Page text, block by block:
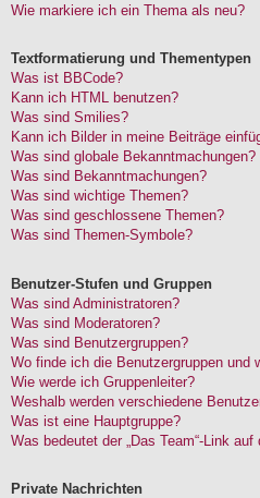
Wie markiere ich ein Thema als neu?
Textformatierung und Thementypen
Was ist BBCode?
Kann ich HTML benutzen?
Was sind Smilies?
Kann ich Bilder in meine Beiträge
Was sind globale Bekanntmachungen?
Was sind Bekanntmachungen?
Was sind wichtige Themen?
Was sind geschlossene Themen?
Was sind Themen-Symbole?
Benutzer-Stufen und Gruppen
Was sind Administratoren?
Was sind Moderatoren?
Was sind Benutzergruppen?
Wo finde ich die Benutzergruppen und
Wie werde ich Gruppenleiter?
Weshalb werden verschiedene
Was ist eine Hauptgruppe?
Was bedeutet der „Das Team“-Link
Private Nachrichten